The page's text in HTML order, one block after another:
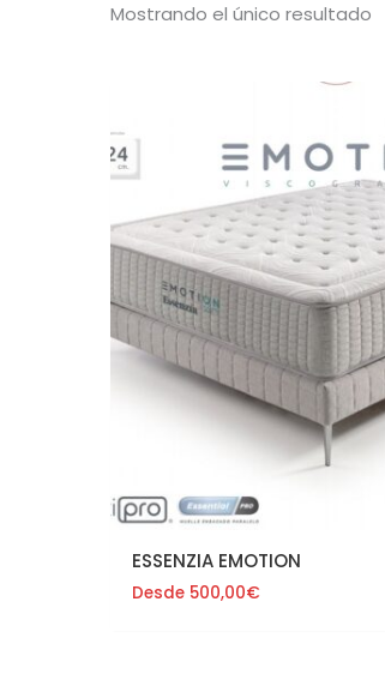
Mostrando el único resultado
ESSENZIA EMOTION
Desde 500,00€